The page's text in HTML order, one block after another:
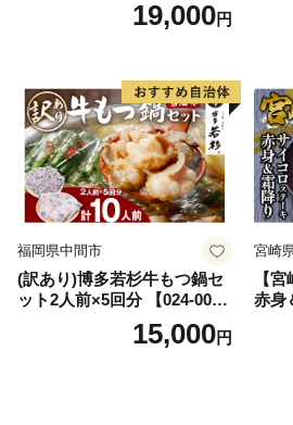
19,000円
福岡県中間市
(訳あり)博多若杉牛もつ鍋セ
ット2人前×5回分 【024-002
15,000円
宮崎
【
赤身
１P